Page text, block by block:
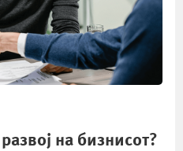
на бизнисот?